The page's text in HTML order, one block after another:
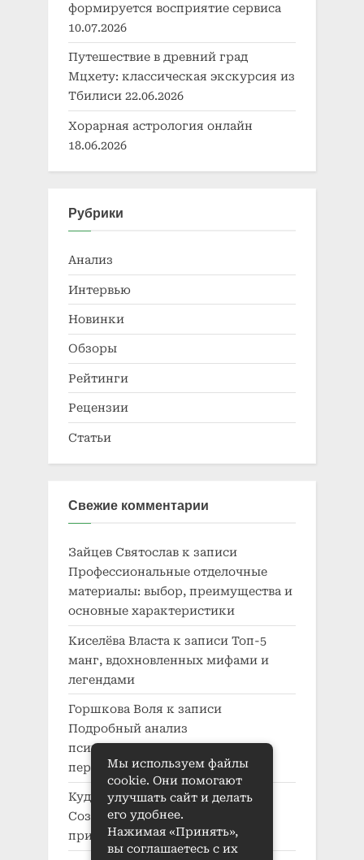
формируется восприятие сервиса
10.07.2026
Путешествие в древний град
Мцхету: классическая экскурсия из
Тбилиси 22.06.2026
Хорарная астрология онлайн
18.06.2026
Рубрики
Анализ
Интервью
Новинки
Обзоры
Рейтинги
Рецензии
Статьи
Свежие комментарии
Зайцев Святослав к записи
Профессиональные отделочные
материалы: выбор, преимущества и
основные характеристики
Киселёва Власта к записи Топ-5
манг, вдохновленных мифами и
легендами
Горшкова Воля к записи
Подробный анализ
психологического развития
персонажей в манге
Кудряшов Кузьмак записи
Создание характера в манге:
принципы и приемы
Мы используем файлы
cookie. Они помогают
улучшать сайт и делать
его удобнее.
Нажимая «Принять»,
вы соглашаетесь с их